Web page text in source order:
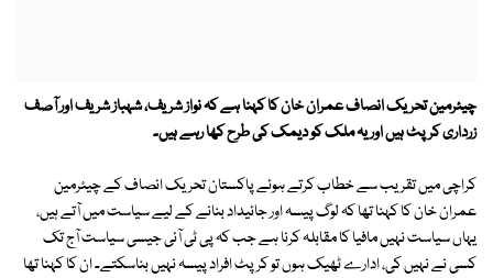
چیئرمین تحریک انصاف عمران خان کا کہنا ہے کہ نواز شریف، شہباز شریف اور آصف
زرداری کرپٹ ہیں اور یہ ملک کو دیمک کی طرح کھا رہے ہیں۔
کراچی میں تقریب سے خطاب کرتے ہوئے پاکستان تحریک انصاف کے چیئرمین
عمران خان کا کہنا تھا کہ لوگ پیسہ اور جائیداد بنانے کے لیے سیاست میں آتے ہیں،
یہاں سیاست نہیں مافیا کا مقابلہ کرنا ہے جب کہ پی ٹی آئی جیسی سیاست آج تک
کسی نے نہیں کی، ادارے ٹھیک ہوں تو کرپٹ افراد پیسہ نہیں بناسکتے۔ ان کا کہنا تھا